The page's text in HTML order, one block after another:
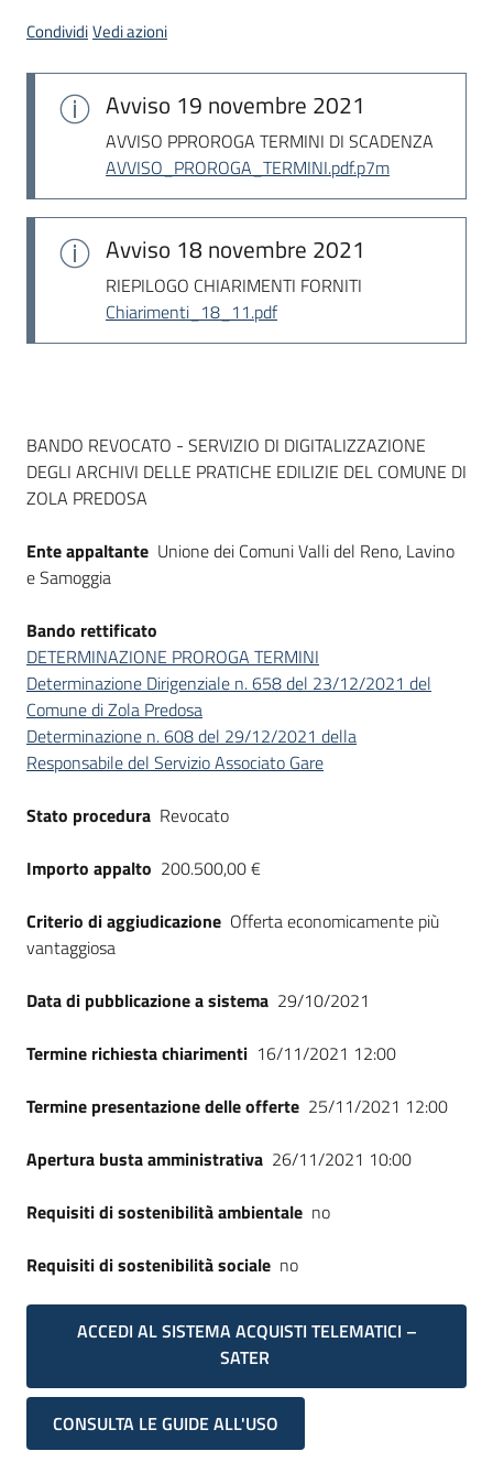
Seguici
CondividiVedi azioni
Avviso 19 novembre 2021
AVVISO PPROROGA TERMINI DI SCADENZA
AVVISO_PROROGA_TERMINI.pdf.p7m
Avviso 18 novembre 2021
RIEPILOGO CHIARIMENTI FORNITI
Chiarimenti_18_11.pdf
Dati del bando
BANDO REVOCATO - SERVIZIO DI DIGITALIZZAZIONE
DEGLI ARCHIVI DELLE PRATICHE EDILIZIE DEL COMUNE DI
ZOLA PREDOSA
Ente appaltante Unione dei Comuni Valli del Reno, Lavino
e Samoggia
Bando rettificato
DETERMINAZIONE PROROGA TERMINI
Determinazione Dirigenziale n. 658 del 23/12/2021 del
Comune di Zola Predosa
Determinazione n. 608 del 29/12/2021 della
Responsabile del Servizio Associato Gare
Stato procedura Revocato
Importo appalto 200.500,00 €
Criterio di aggiudicazione Offerta economicamente più
vantaggiosa
Data di pubblicazione a sistema 29/10/2021
Termine richiesta chiarimenti 16/11/2021 12:00
Termine presentazione delle offerte 25/11/2021 12:00
Apertura busta amministrativa 26/11/2021 10:00
Requisiti di sostenibilità ambientale no
Requisiti di sostenibilità sociale no
ACCEDI AL SISTEMA ACQUISTI TELEMATICI –
SATER
CONSULTA LE GUIDE ALL'USO